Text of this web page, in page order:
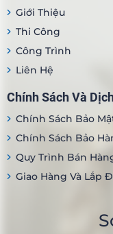
Giới Thiệu
Thi Công
Công Trình
Liên Hệ
Chính Sách Và
Chính Sách Bảo
Chính Sách Bảo
Quy Trình Bán
Giao Hàng Và Lắp